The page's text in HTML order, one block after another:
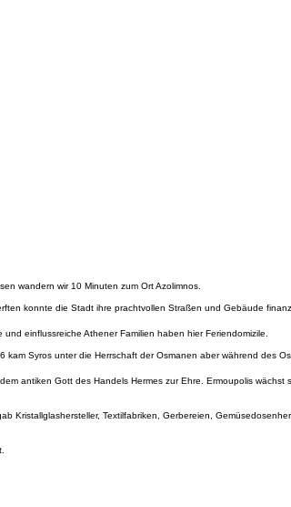
wandern wir 10 Minuten zum Ort Azolimnos.
konnte die Stadt ihre prachtvollen Straßen und Gebäude
einflussreiche Athener Familien haben hier Feriendomizile.
Syros unter die Herrschaft der Osmanen aber während des
antiken Gott des Handels Hermes zur Ehre. Ermoupolis
Textilfabriken, Gerbereien,